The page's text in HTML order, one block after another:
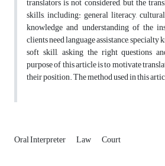
skills, including: general literacy,
knowledge and understanding of the
clients need language assistance,
soft skill, asking the right questions
purpose of this article is to motivate
their position. The method used in this
Oral Interpreter Law Court